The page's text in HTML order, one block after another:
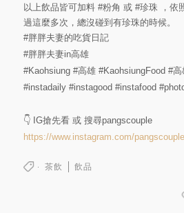
以上飲品皆可加料 #粉角 或 #珍珠，依
過這麼多次，總沒碰到有珍珠的時候。
#胖胖夫妻的吃貨日記
#胖胖夫妻in高雄
#Kaohsiung #高雄 #KaohsiungFood #高
#instadaily #instagood #instafood
👇 IG搶先看 或 搜尋pangscouple
https://www.instagram.com/
茶飲 飲品